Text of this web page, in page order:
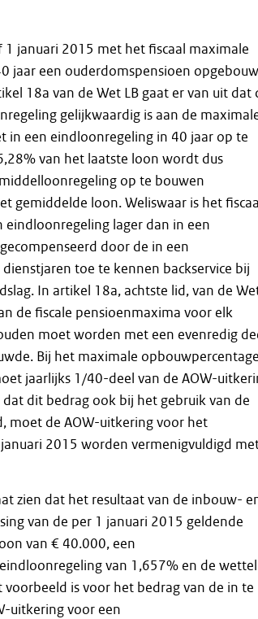
januari 2015 met het fiscaal maximale
jaar een ouderdomspensioen
18a van de Wet LB gaat er van uit dat
gelijkwaardig is aan de
in een eindloonregeling in 40 jaar op te
van het laatste loon wordt dus
op te bouwen
gemiddelde loon. Weliswaar is het fiscaal
lager dan in een
door de in een
toe te kennen backservice bij
In artikel 18a, achtste lid, van de
de fiscale pensioenmaxima voor elk
moet worden met een evenredig
Bij het maximale
jaarlijks 1/40-deel van de AOW-
dit bedrag ook bij het gebruik van de
moet de AOW-uitkering voor het
2015 worden vermenigvuldigd
zien dat het resultaat van de inbouw-
van de per 1 januari 2015 geldende
van € 40.000, een
van 1,657% en de
is voor het bedrag van de in te
uitkering voor een